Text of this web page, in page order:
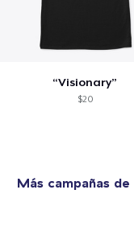
“Visionary”
$20
Más campañas de